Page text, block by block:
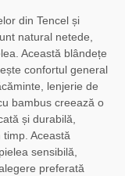
din Tencel și
natural netede,
Această blândețe
confortul general
lenjerie de
bambus creează o
și durabilă,
Această
sensibilă,
preferată